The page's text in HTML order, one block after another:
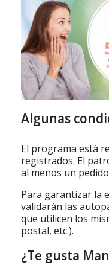
Algunas
El programa está
registrados. El
al menos un
Para garantizar la
validarán las
que utilicen los
postal, etc.).
¿Te gusta